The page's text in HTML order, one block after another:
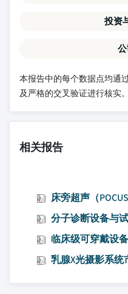
投资
本报告中的每个数据点均通
及严格的交叉验证进行核实。
相关报告
床旁超声（
分子诊断设备与
临床级可穿戴设
乳腺X光摄影系统